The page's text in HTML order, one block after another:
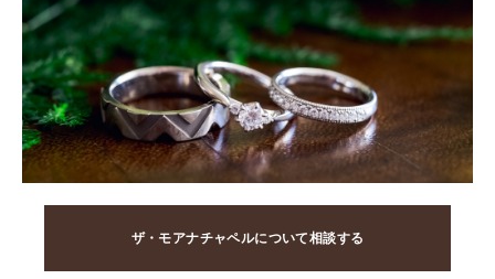
ザ・モアナチャペルについて相談する